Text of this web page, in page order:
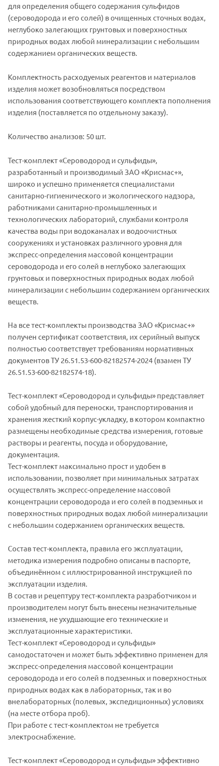
для определения общего содержания сульфидов
(сероводорода и его солей) в очищенных сточных водах,
неглубоко залегающих грунтовых и поверхностных
природных водах любой минерализации с небольшим
содержанием органических веществ.
Комплектность расходуемых реагентов и материалов
изделия может возобновляться посредством
использования соответствующего комплекта пополнения
изделия (поставляется по отдельному заказу).
Количество анализов: 50 шт.
Тест-комплект «Сероводород и сульфиды»,
разработанный и производимый ЗАО «Крисмас+»,
широко и успешно применяется специалистами
санитарно-гигиенического и экологического надзора,
работниками санитарно-промышленных и
технологических лабораторий, службами контроля
качества воды при водоканалах и водоочистных
сооружениях и установках различного уровня для
экспресс-определения массовой концентрации
сероводорода и его солей в неглубоко залегающих
грунтовых и поверхностных природных водах любой
минерализации с небольшим содержанием органических
веществ.
На все тест-комплекты производства ЗАО «Крисмас+»
получен сертификат соответствия, их серийный выпуск
полностью соответствует требованиям нормативных
документов ТУ 26.51.53-600-82182574-2024 (взамен ТУ
26.51.53-600-82182574-18).
Тест-комплект «Сероводород и сульфиды» представляет
собой удобный для переноски, транспортирования и
хранения жесткий корпус-укладку, в котором компактно
размещены необходимые средства измерения, готовые
растворы и реагенты, посуда и оборудование,
документация.
Тест-комплект максимально прост и удобен в
использовании, позволяет при минимальных затратах
осуществлять экспресс-определение массовой
концентрации сероводорода и его солей в подземных и
поверхностных природных водах любой минерализации
с небольшим содержанием органических веществ.
Состав тест-комплекта, правила его эксплуатации,
методика измерения подробно описаны в паспорте,
объединённом с иллюстрированной инструкцией по
эксплуатации изделия.
В состав и рецептуру тест-комплекта разработчиком и
производителем могут быть внесены незначительные
изменения, не ухудшающие его технические и
эксплуатационные характеристики.
Тест-комплект «Сероводород и сульфиды»
самодостаточен и может быть эффективно применен для
экспресс-определения массовой концентрации
сероводорода и его солей в подземных и поверхностных
природных водах как в лабораторных, так и во
внелабораторных (полевых, экспедиционных) условиях
(на месте отбора проб).
При работе с тест-комплектом не требуется
электроснабжение.
Тест-комплект «Сероводород и сульфиды» эффективно